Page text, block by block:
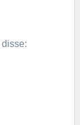
disse: